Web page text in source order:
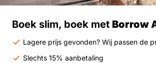
Boek slim, boek met Borrow
Lagere prijs gevonden? Wij passen de
Slechts 15% aanbetaling